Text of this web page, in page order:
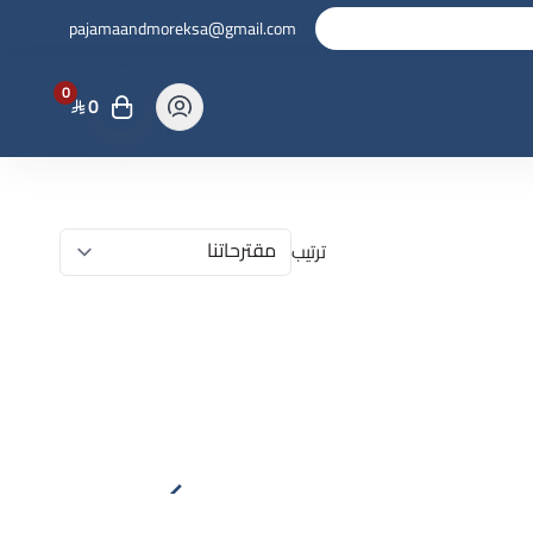
pajamaandmoreksa@gmail.com
0 0
ترتيب